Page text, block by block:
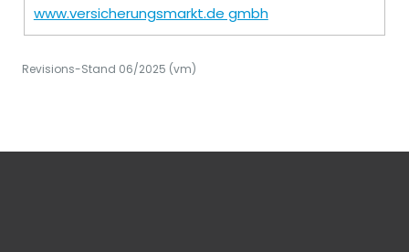
www.versicherungsmarkt.de gmbh
Revisions-Stand 06/2025 (vm)